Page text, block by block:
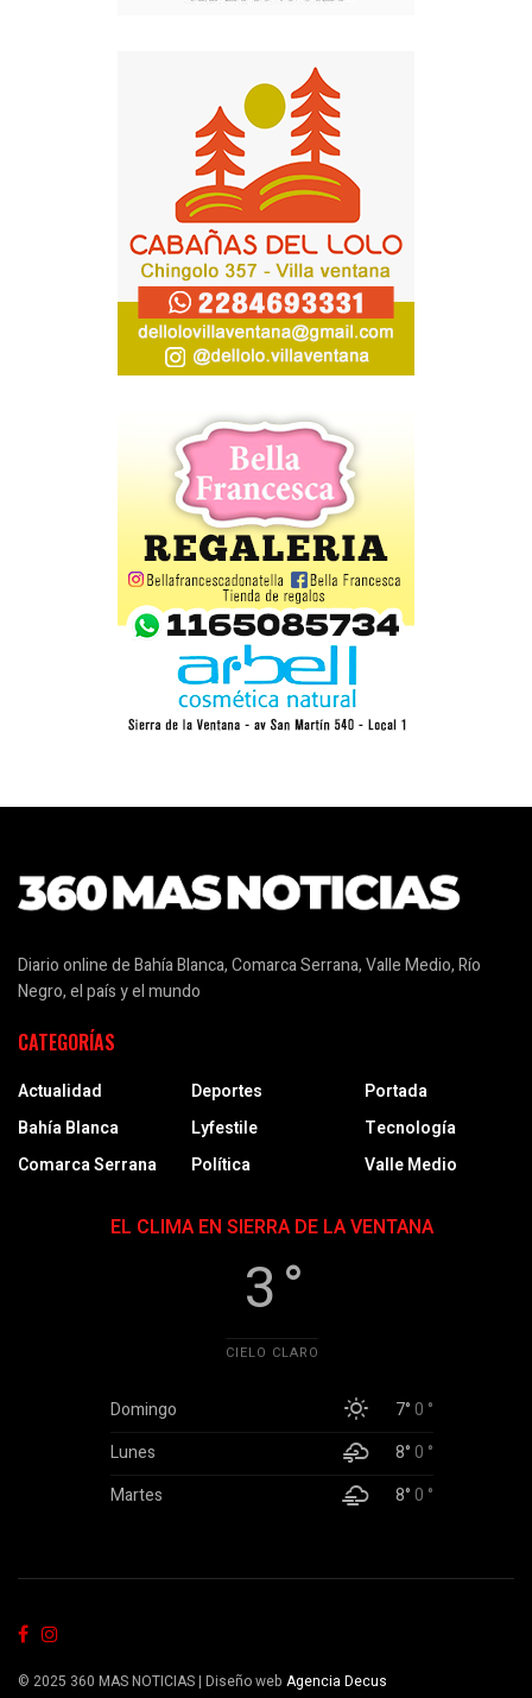
Diario online de Bahía Blanca, Comarca Serrana, Valle Medio, Río
Negro, el país y el mundo
CATEGORÍAS
Actualidad
Bahía Blanca
Comarca Serrana
Deportes
Lyfestile
Política
Portada
Tecnología
Valle Medio
EL CLIMA EN SIERRA DE LA VENTANA
3 °
CIELO CLARO
Domingo 7°0 °
Lunes
8°0 °
Martes
8°0 °
© 2025 360 MAS NOTICIAS | Diseño web Agencia Decus